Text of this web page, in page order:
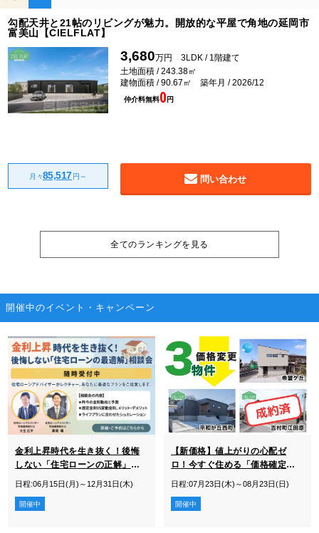
勾配天井と21帖のリビングが魅力。開放的な平屋で角地の延岡市
富美山【CIELFLAT】
仲介料無料0 円
3,680万円 3LDK / 1階建て
土地面積 / 243.38㎡
建物面積 / 90.67㎡ 築年月 / 2026/12
月々85,517円～ 問い合わせ
全てのランキングを見る
開催中のイベント・キャンペーン
金利上昇時代を生き抜く！後悔
しない「住宅ローンの正解」相
談会
日程:06月15日(月)～12月31日(木)
開催中
【新価格】値上がりの心配ゼ
ロ！今すぐ住める「価格確定」
の完成物件
日程:07月23日(木)～08月23日(日)
開催中